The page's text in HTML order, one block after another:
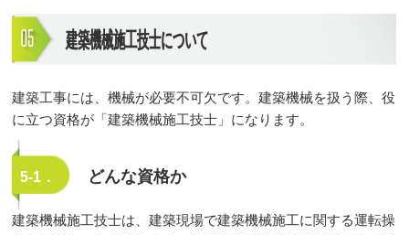
建築機械施工技士について
建築工事には、機械が必要不可欠です。建築機械を扱う際、役
に立つ資格が「建築機械施工技士」になります。
5-1． どんな資格か
建築機械施工技士は、建築現場で建築機械施工に関する運転操